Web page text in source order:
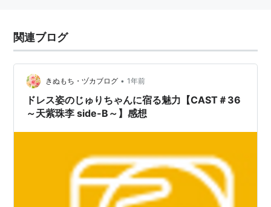
関連ブログ
きぬもち・ヅカブログ • 1年前
ドレス姿のじゅりちゃんに宿る魅力【CAST＃36
～天紫珠李 side-B～】感想